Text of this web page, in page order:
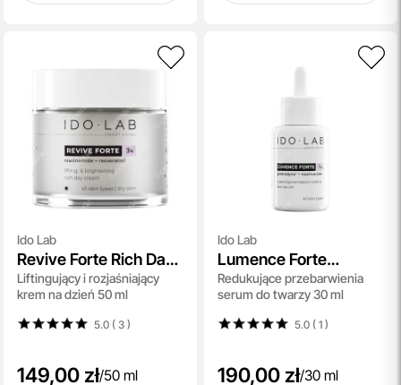
Ido Lab
Revive Forte Rich Day
Cream
Liftingujący i rozjaśniający
krem na dzień 50 ml
5.0 ( 3)
149,00 zł/50 ml
Ido Lab
Lumence Forte
Hyperpigmentation
Control Face Serum
Redukujące przebarwienia
serum do twarzy 30 ml
5.0 ( 1)
190,00 zł/30 ml